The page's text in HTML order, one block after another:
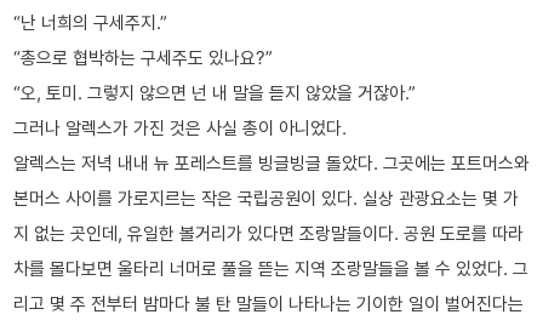
“난 너희의 구세주지.”
“총으로 협박하는 구세주도 있나요?”
“오, 토미. 그렇지 않으면 넌 내 말을 듣지 않았을 거잖아.”
그러나 알렉스가 가진 것은 사실 총이 아니었다.
알렉스는 저녁 내내 뉴 포레스트를 빙글빙글 돌았다. 그곳에는 포트머스와
본머스 사이를 가로지르는 작은 국립공원이 있다. 실상 관광요소는 몇 가
지 없는 곳인데, 유일한 볼거리가 있다면 조랑말들이다. 공원 도로를 따라
차를 몰다보면 울타리 너머로 풀을 뜯는 지역 조랑말들을 볼 수 있었다. 그
리고 몇 주 전부터 밤마다 불 탄 말들이 나타나는 기이한 일이 벌어진다는